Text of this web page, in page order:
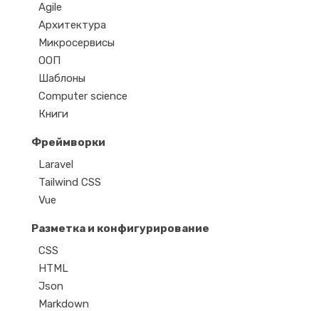
Agile
Архитектура
Микросервисы
ООП
Шаблоны
Computer science
Книги
Фреймворки
Laravel
Tailwind CSS
Vue
Разметка и конфигурирование
CSS
HTML
Json
Markdown